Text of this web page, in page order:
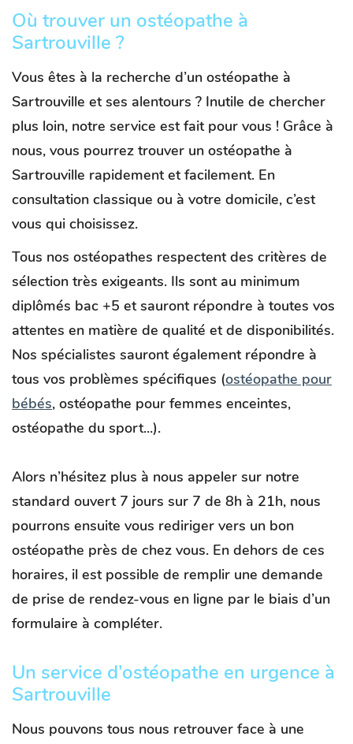
Où trouver un ostéopathe à
Sartrouville ?
Vous êtes à la recherche d’un ostéopathe à
Sartrouville et ses alentours ? Inutile de chercher
plus loin, notre service est fait pour vous ! Grâce à
nous, vous pourrez trouver un ostéopathe à
Sartrouville rapidement et facilement. En
consultation classique ou à votre domicile, c’est
vous qui choisissez.
Tous nos ostéopathes respectent des critères de
sélection très exigeants. Ils sont au minimum
diplômés bac +5 et sauront répondre à toutes vos
attentes en matière de qualité et de disponibilités.
Nos spécialistes sauront également répondre à
tous vos problèmes spécifiques (ostéopathe pour
bébés, ostéopathe pour femmes enceintes,
ostéopathe du sport...).
Alors n’hésitez plus à nous appeler sur notre
standard ouvert 7 jours sur 7 de 8h à 21h, nous
pourrons ensuite vous rediriger vers un bon
ostéopathe près de chez vous. En dehors de ces
horaires, il est possible de remplir une demande
de prise de rendez-vous en ligne par le biais d’un
formulaire à compléter.
Un service d’ostéopathe en urgence à
Sartrouville
Nous pouvons tous nous retrouver face à une